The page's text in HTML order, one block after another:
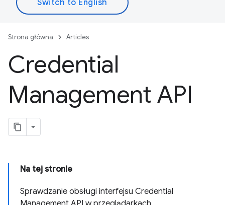
Strona główna Articles
Credential
Management API
Na tej stronie
Sprawdzanie obsługi interfejsu Credential